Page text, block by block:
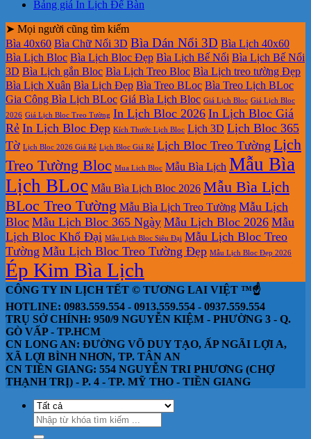
bộ
tại
tphcm
nay
Lịch
In
bloc
tại
tphcm
giá
Lịch
Treo
Tường
giá
Lịch
Bloc
Khổ
Đại
bình
ở
Mẫu
Lịch
Tết
TLV
có
luận
ở
In
lịch
Bloc
đẹp
Bảng giá In Lịch Để Bàn
luận
ở
Bảng
giá
In
Lịch
Để
Bàn
➤ Mọi người cũng tìm kiếm
Bìa 40x60 Bìa Chữ Nổi 3D Bìa Dán Nổi 3D Bìa Lịch 40x60
Bìa Lịch Bloc Bìa Lịch Bloc Đẹp Bìa Lịch Bế Nổi Bìa Lịch Bế Nổi
3D Bìa Lịch gắn Bloc Bìa Lịch Treo Bloc Bìa Lịch treo tường Đẹp
Bìa Lịch Xuân Bìa Lịch Đẹp Bìa Treo BLoc Bìa Treo Lịch BLoc
Gia Công Bìa Lịch BLoc Giá Bìa Lịch Bloc Giá Lịch Bloc Giá Lịch Bloc
2026 Giá Lịch Bloc Treo Tường In Lịch Bloc 2026 In Lịch Bloc Giá
Rẻ In Lịch Bloc Đẹp Kích Thước Lịch Bloc Lịch 3D Lịch Bloc 365
Tờ Lịch Bloc 2026 Giá Rẻ Lịch Bloc Giá Rẻ Lịch Bloc Treo Tường Lịch
Treo Tường Bloc Mua Lich Bloc Mẫu Bìa Lịch Mẫu Bìa
Lịch BLoc Mẫu Bìa Lịch Bloc 2026 Mẫu Bìa Lịch
BLoc Treo Tường Mẫu Bìa Lịch Treo Tường Mẫu Lịch
Bloc Mẫu Lịch Bloc 365 Ngày Mẫu Lịch Bloc 2026 Mẫu
Lịch Bloc Khổ Đại Mẫu Lịch Bloc Siêu Đại Mẫu Lịch Bloc Treo
Tường Mẫu Lịch Bloc Treo Tường Đẹp Mẫu Lịch Bloc Đẹp 2026
Ép Kim Bìa Lịch
CÔNG TY IN LỊCH TẾT © TƯƠNG LAI VIỆT ™☝️
HOTLINE: 0983.559.554 - 0913.559.554 - 0937.559.554
TRỤ SỞ CHÍNH: 950/9 NGUYỄN KIỆM - PHƯỜNG 3 - Q.
GÒ VẤP - TP.HCM
CN LONG AN: ĐƯỜNG VÕ DUY TẠO, ẤP NGÃI LỢI A,
XÃ LỢI BÌNH NHƠN, TP. TÂN AN
CN TIỀN GIANG: 554 NGUYỄN TRI PHƯƠNG (CHỢ
THẠNH TRỊ) - P. 4 - TP. MỸ THO - TIỀN GIANG
Tìm
kiếm: